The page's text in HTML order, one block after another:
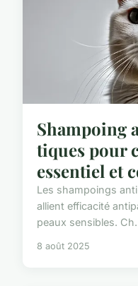
Shampoing
tiques pour
essentiel et
Les shampoings
allient efficacité
peaux sensibles.
8 août 2025